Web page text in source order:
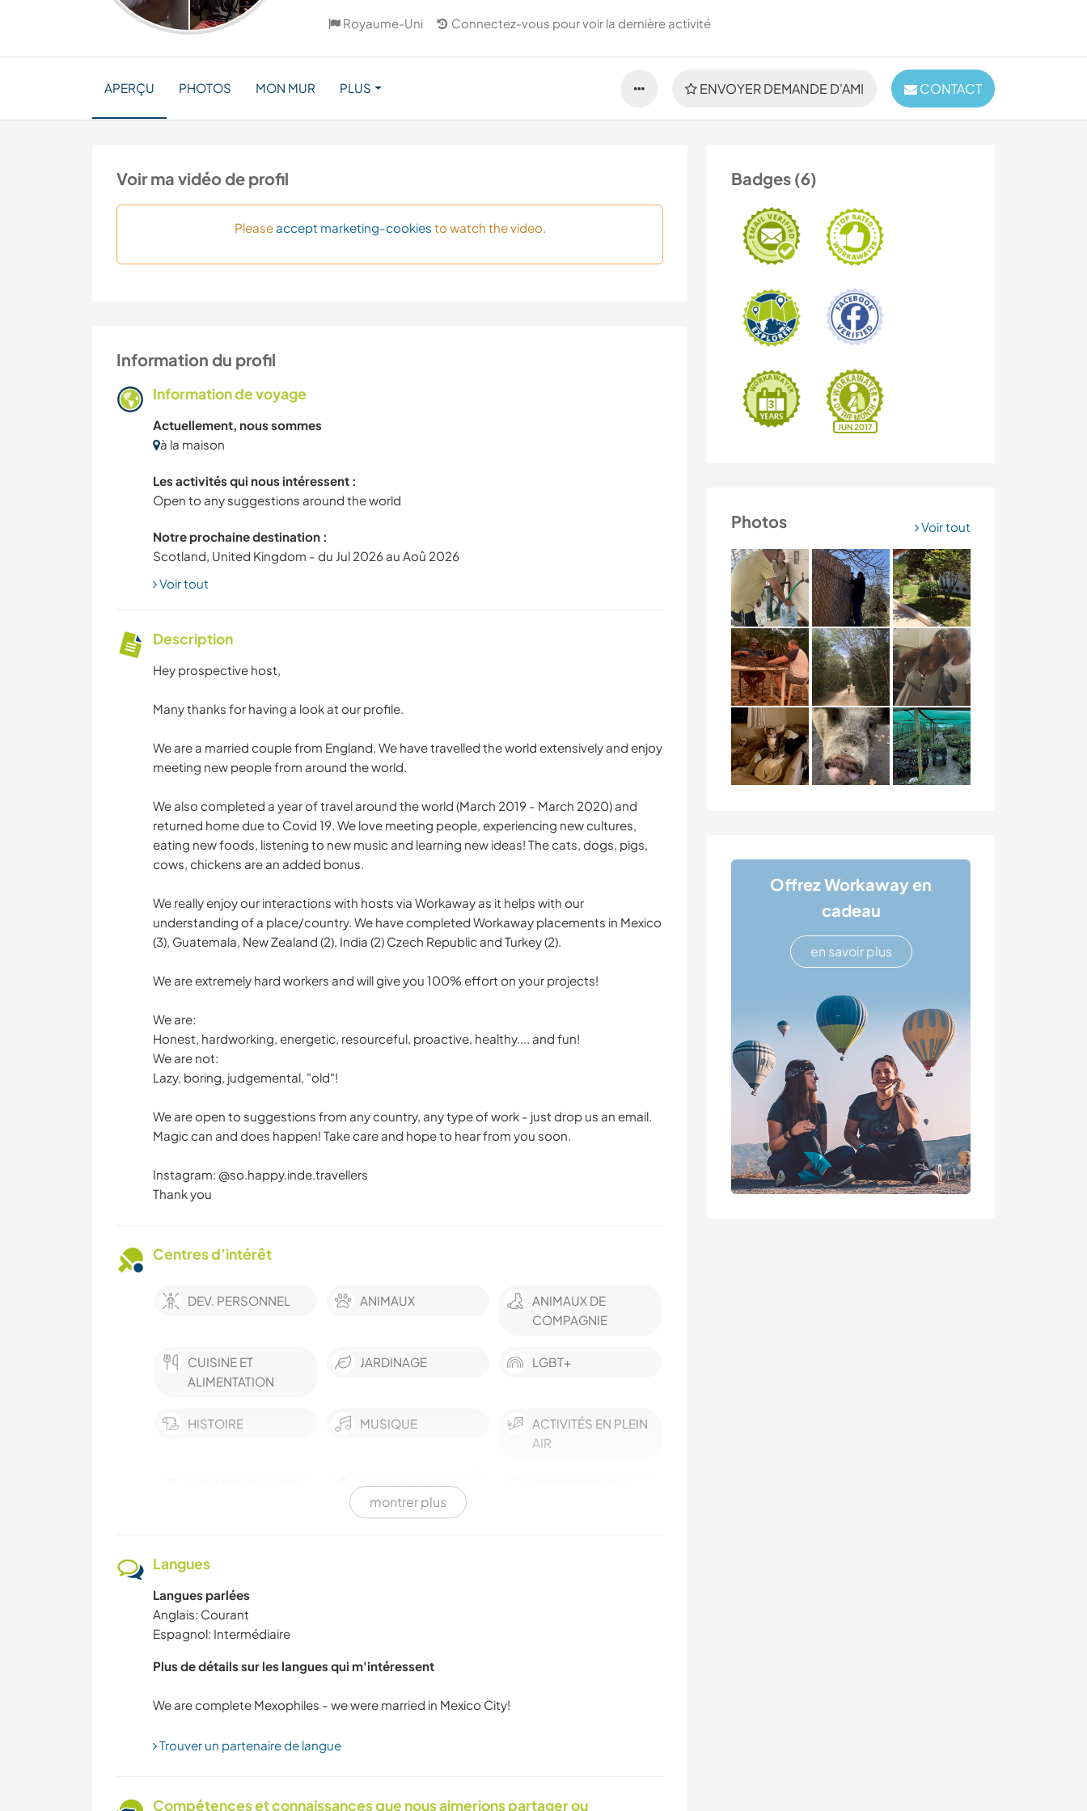
Royaume-Uni Connectez-vous pour voir la dernière activité
ENVOYER DEMANDE D'AMI CONTACT
APERÇU PHOTOS MON MUR PLUS
Badges (6)
JUN 2017
Photos Voir tout
Offrez Workaway en
cadeau
en savoir plus
Voir ma vidéo de profil
Pleaseaccept marketing-cookies to watch the video.
Information du profil
Information de voyage
Actuellement, nous sommes
à la maison
Les activités qui nous intéressent :
Open to any suggestions around the world
Notre prochaine destination :
Scotland, United Kingdom - du Jul 2026 au Aoû 2026
Voir tout
Description
Hey prospective host,
Many thanks for having a look at our profile.
We are a married couple from England. We have travelled the world extensively and enjoy
meeting new people from around the world.
We also completed a year of travel around the world (March 2019 - March 2020) and
returned home due to Covid 19. We love meeting people, experiencing new cultures,
eating new foods, listening to new music and learning new ideas! The cats, dogs, pigs,
cows, chickens are an added bonus.
We really enjoy our interactions with hosts via Workaway as it helps with our
understanding of a place/country. We have completed Workaway placements in Mexico
(3), Guatemala, New Zealand (2), India (2) Czech Republic and Turkey (2).
We are extremely hard workers and will give you 100% effort on your projects!
We are:
Honest, hardworking, energetic, resourceful, proactive, healthy.... and fun!
We are not:
Lazy, boring, judgemental, "old"!
We are open to suggestions from any country, any type of work - just drop us an email.
Magic can and does happen! Take care and hope to hear from you soon.
Instagram: @so.happy.inde.travellers
Thank you
Centres d’intérêt
DEV. PERSONNEL ANIMAUX
ANIMAUX DE
COMPAGNIE
CUISINE ET
ALIMENTATION
JARDINAGE LGBT+
HISTOIRE MUSIQUE
ACTIVITÉS EN PLEIN
AIR
DEV. DURABLE
NATURE
ARTISANAT
BÉNÉVOLAT ARCHITECTURE
montrer plus
Langues
Langues parlées
Anglais: Courant
Espagnol: Intermédiaire
Plus de détails sur les langues qui m'intéressent
Trouver un partenaire de langue
Compétences et connaissances que nous aimerions partager ou